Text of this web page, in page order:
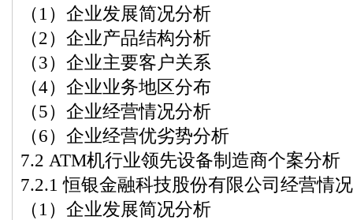
（1）企业发展简况分析
（2）企业产品结构分析
（3）企业主要客户关系
（4）企业业务地区分布
（5）企业经营情况分析
（6）企业经营优劣势分析
7.2 ATM机行业领先设备制造商个案分析
7.2.1 恒银金融科技股份有限公司经营情
（1）企业发展简况分析